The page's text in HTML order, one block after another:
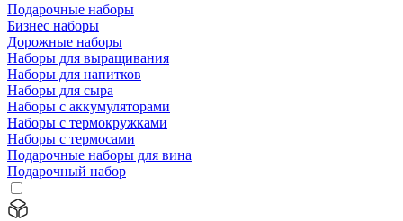
Подарочные наборы
Бизнес наборы
Дорожные наборы
Наборы для выращивания
Наборы для напитков
Наборы для сыра
Наборы с аккумуляторами
Наборы с термокружками
Наборы с термосами
Подарочные наборы для вина
Подарочный набор